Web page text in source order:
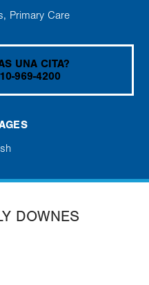
Primary Care
UNA CITA?
969-4200
DOWNES